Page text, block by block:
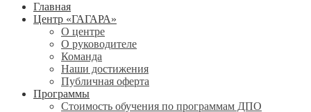
Главная
Центр «ГАГАРА»
О центре
О руководителе
Команда
Наши достижения
Публичная оферта
Программы
Стоимость обучения по программам ДПО